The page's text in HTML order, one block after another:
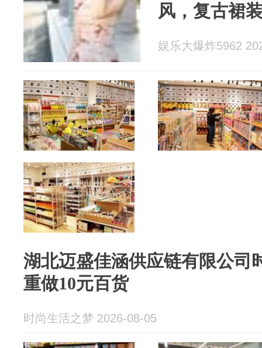
风，复古裙
娱乐大爆炸5962
湖北迈盛佳涵供应链有限公司
重做10元百货
时尚生活之梦 2026-08-05